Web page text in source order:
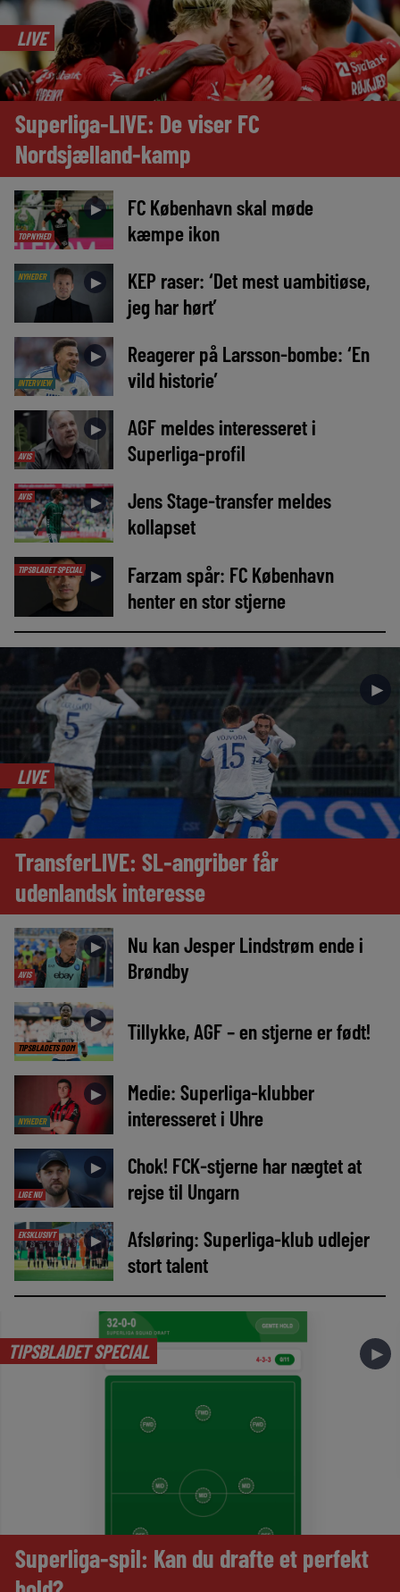
LIVE
Superliga-LIVE: De viser FC
Nordsjælland-kamp
TOPNYHED
►
FC København skal møde
kæmpe ikon
NYHEDER ►
KEP raser: ‘Det mest uambitiøse,
jeg har hørt’
INTERVIEW
►
Reagerer på Larsson-bombe: ‘En
vild historie’
AVIS
►
AGF meldes interesseret i
Superliga-profil
AVIS ►
Jens Stage-transfer meldes
kollapset
TIPSBLADET SPECIAL ►
Farzam spår: FC København
henter en stor stjerne
►
LIVE
TransferLIVE: SL-angriber får
udenlandsk interesse
AVIS
►
Nu kan Jesper Lindstrøm ende i
Brøndby
TIPSBLADETS DOM
► Tillykke, AGF – en stjerne er født!
NYHEDER
►
Medie: Superliga-klubber
interesseret i Uhre
LIGE NU
►
Chok! FCK-stjerne har nægtet at
rejse til Ungarn
EKSKLUSIVT ►
Afsløring: Superliga-klub udlejer
stort talent
TIPSBLADET SPECIAL ►
Superliga-spil: Kan du drafte et perfekt